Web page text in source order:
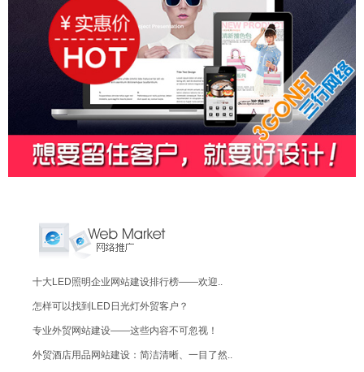
十大LED照明企业网站建设排行榜——欢迎..
怎样可以找到LED日光灯外贸客户？
专业外贸网站建设——这些内容不可忽视！
外贸酒店用品网站建设：简洁清晰、一目了然..